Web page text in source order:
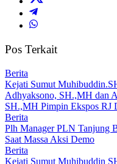
Pos Terkait
Berita
Kejati Sumut
Adhyaksono, SH.,MH dan
SH.,MH Pimpin Ekspos RJ
Berita
Plh Manager PLN Tanjung
Saat Massa Aksi Demo
Berita
Kejati Sumut Muhibuddin